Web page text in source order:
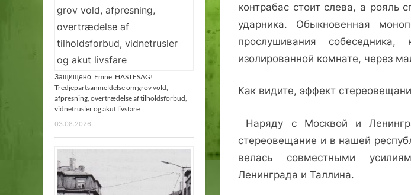
контрабас стоит слева, а рояль
ударника. Обык­новенная
прослушивания
изолированной комнате, через
Как видите, эффект
Наряду с Москвой и
стереовещание и в на­шей
велась совмест­ными
Ленинграда и Таллина.
Защищено: Emne: HASTESAG!
Tredjepartsanmeldelse om grov vold,
afpresning, overtrædelse af tilholdsforbud,
vidnetrusler og akut livsfare
03.08.2026